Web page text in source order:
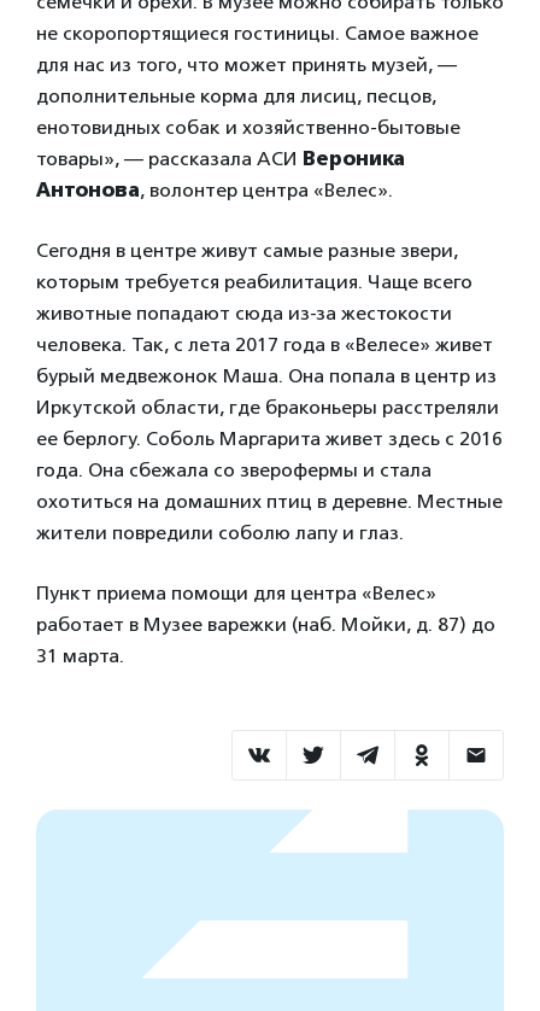
не скоропортящиеся гостиницы. Самое важное
для нас из того, что может принять музей, —
дополнительные корма для лисиц, песцов,
енотовидных собак и хозяйственно-бытовые
товары», — рассказала АСИ Вероника
Антонова, волонтер центра «Велес».
Сегодня в центре живут самые разные звери,
которым требуется реабилитация. Чаще всего
животные попадают сюда из-за жестокости
человека. Так, с лета 2017 года в «Велесе» живет
бурый медвежонок Маша. Она попала в центр из
Иркутской области, где браконьеры расстреляли
ее берлогу. Соболь Маргарита живет здесь с 2016
года. Она сбежала со зверофермы и стала
охотиться на домашних птиц в деревне. Местные
жители повредили соболю лапу и глаз.
Пункт приема помощи для центра «Велес»
работает в Музее варежки (наб. Мойки, д. 87) до
31 марта.